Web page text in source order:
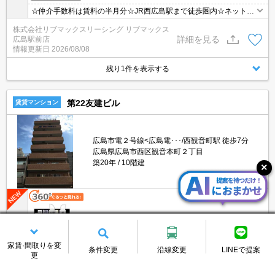
☆仲介手数料は賃料の半月分☆JR西広島駅まで徒歩圏内☆ネット無
料☆不在時にうれしい宅配ボックス☆２口コンロのシステムキッチ
ン☆浴室乾燥機や温水洗浄便座など人気の室内設備☆モニタ付オー
トロック完備でセキュリティーは安心☆彡
株式会社リブマックスリーシング リブマックス
広島駅前店
情報更新日 2026/08/08
詳細を見る
残り1件を表示する
賃貸マンション 第22友建ビル
広島市電２号線<広島電･･･/西観音町駅 徒歩7分
広島県広島市西区観音本町２丁目
築20年
10階建
敷
1ヶ月
5階
1K 29.89m²
家賃·間取りを変
更
条件変更 沿線変更 LINEで提案